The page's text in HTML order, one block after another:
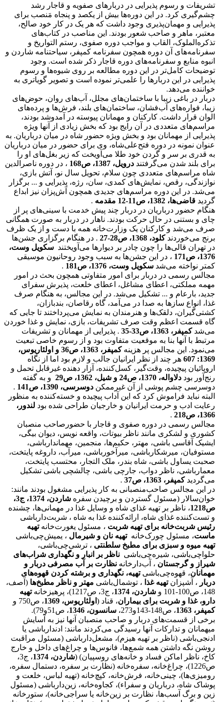
تشریفات و رسوم پذیرایی در دربارهای صفویه و قاجار رشد
چشم‌گیری کرد. در این دوره‌ها بیش از یکصد و پنجاه مَنصب برای
پذیرایی و مهمان‌پذیری وجود داشت که هر یک در کار خود صالح،
معتبر، ماهر و صاحب شعور بودند. این مناصب در کتاب‌های
تذکره‌الملوک، القاب و مواجب دوره صفوی، رستم التواریخ و
سفرنامه‌های آن دوره همچون سفرنامه کمپفر، سیاحتنامه شاردن و
انبوه منابع و سفرنامه‌های دوره قاجار ذکر شده است. وجود
توضیحات کامل‌تر در این دوره مطالعه بر روی شیوه‌ها و رسوم
پذیرایی در این دربارها را علمی‌تر نموده است و تصویر گویاتری به
خواننده می‌دهد.
دربار در باغی زیبا با ساختمان‌های مجلل، آب‌های روان، حوض‌های
زیبا، فواره‌های آب‌فشان، ساختمان‌های بلند، فرش‌ها و پرده‌های
الوان قرار داشت. کارکنان و مهمانان پیوسته در آمدوشد بودند،
مراسم‌های متعددی در آن رایج بود که بخش‌ زیادی از آنها ویژه
پذیرایی از مهمانان بود و بخش ویژه حضور شاه در میان درباریان. به
عنوان نمونه در دوره فتح‌علی‌شاه، وی برای حضور در میان درباریان
به قدری بر سر و گردن خود طلا می‌آویخت که زیر بغل‌های او را
برای بلند شدن می‌گرفتند درویل، 1387، ص168
، در دوره ناصرالدین
شاه مراسم‌های متعددی چون سلام، تحویل سال نو، آتش بازی،
نوازندگی، رقص، نمایش‌های کمدی، سان، رژه، پذیرایی و ... برگزار
می‌شد. در این دوره مراسم‌های جدیدی همچون آش‌پزان نیز ابداع
گردید قاضی‌ها، 1382، ص11-12 مقدمه
.
هنگام حضور درباریان در دربار چند پیش خدمت با سینی‌های پر از
چای و بستنی در حال حرکت بودند. ناهار در دربار به صورت همگانی
صرف می‌شد و کارکنان یک وزارت‌خانه همه با دست و از یک ظرف
برنج می‌خوردندکلود، 1368، ص28-27
. در هنگام برگزاری جشن‌ها
در تهران قالی‌ها را چون چادر بر دیوارها می‌آویختند سکویل وست،
1376، ص171
، در این جشن‌ها به سبب وجود روحانیون موسیقی
کمتر نواخته می‌شد سکویل وست، 1376، ص181
.
مجالس رسمی در دربار برای امور متفاوتی همچون بحث در امور
مهمه مملکتی، اعطای مشاغل، اعطای خلعت، پذیرش سفرای
جدید، بارعام و ... تشکیل می‌شد. در این مجالس، به هنگام صرف
غذا، انواع سازها به صدا در می‌‌آمد، گاه رقاصان، بندبازان،
کشتی‌گیران، دلقک‌ها و هنرمندان به نمایش می‌‌پرداختند تا جایی که
گاه قسمت اعظم وقت صرف تشریفات، بازی، نمایش و غذا خوردن
می‌شدکمپفر، 1363، ص33-35
. پذیرایی از مهمانان و تشریفات
مرتبط با آنها بنا به موقعیت متفاوت بود و از رسوم خاصی تبعیت
می‌نمود. این مجالس پر هزینه
کمپفر، 1363، ص36 و اولئاریوس،
1369: 607
هر چند از نظر ایرانیان جالب و لازم بود اما از نگاه
اروپائیان پیچیده، وقت‌گیر، کسل‌کننده، آزار دهنده غیرقابل تحمل و
رنج‌آور بود دلاواله، 1370، ص24 و شیل، 1362، ص29
و به گفته
دوسرسی چشم پوشی از آن غیرممکن دوسرسی، 1390، ص141
.
البته نباید فراموش کرد که این آداب پیچیده و خسته‌کننده به منظور
رعایت ادب و حرمت ایرانیان و خارجیان طراحی شده بود لندور،
1366، ص218
.
مجالس رسمی در دوره صفوی و قاجار با حضورصاحب منصبان
کشوری و لشکری مانند ناظر بیوتات، واقعه نویس، دیوان بیگی،
ایشیک آقاسی باشی، مهتر، حکیم‌ها، منجمین، مهماندارباشی،
مستوفیان، میرشکارباشی، میرآخورباشی، میرآب، داروغه پایتخت،
صحبت یساول باشی، شاه بندر، ملک التجار، محتسب پایتخت،
معمارباشی، ناظر دواب، جارچی باشی، چالشچی باشی تشکیل
می‌گردیدکمپفر، 1363، ص37
.
در این مجالس صاحب‌منصبانی به کار پذیرایی مشغول بودند مانند:
خوان‌سالار (مسئول گستردن و برچیدن سفره
شاردن، 1374، ج3،
ص1218
، ناظر بر تهیه غذای شاه و وسایل غذا در مهمانی‌ها، چشنده
و تست‌کننده غذای شاه، ارائه‌کننده غذا به شاه ، شربت‌دارباشی
رئیس شربت‌خانه برای تهیه شربت ، مسئول یغورت‌خانهتهیه
ماست، مسئول چورک‌خانهتهیه نان و شیرمال ، یمیش‌چی‌باشی
تهیه میوه‌ و سبزی برای مطبخ سلطنتی ، ترشی‌چی‌باشی،
حلواچی‌باشی، شیره‌‌چی‌باشی ناظر بر انبار و نگهداری شراب‌های
شیراز و گرجستان ، آب‌دارخانه نظارت بر آب مصرفی دربار و
مهمانان، قهوه‌چی‌باشیتهیه، نگهداری و برشته کردن قهوه‌های
دربار ، آشپزانتهیه غذا ، توشمال‌باشی مهتر و ناظر مطبخ‌ها (آصف،
148، ص100-101 و
شاردن، 1374 ، ج3، ص1217)، پرهیزخانه
تهیه
دارو، غذا و شربت برای بیماران، قناد ( اولئاریوس، 1369
، ص750 و
کمپفر، 1363
، ص148-143و273، سانسون، 1346
، ص51و79).
برخی از قسمت‌های دربار و صاحب منصبان آنها نیز به آسایش
میهمانان و تدارکات آنها رسیدگی می‌کردند مانند: ادندارباشی یا
ادنجی‌باشی (ناظر بر تهیه هیزم)، مشعل‌دارباشی (مسئول مراقبت
روشن نگه داشتن همه شمع‌ها، فانوس‌ها و چراغ‌های داخل و خارج
کاخ، ناظر اماکن فساد و خانه‌های روسپیان) (شاردن، 1374
، ج3،
ص1226)، چراغ‌خانه، سفره‌خانه (نظارت بر سفره، دستمال سفره،
رومیزی‌ها)، چینی‌خانه، فرش‌خانه، کپچ‌خانه (تهیه لباس، خلعت و
پوشاک شاه، درباریان و سفراء)، کجاوه‌خانه، زین‌دارباشی (مسئول
زین و برگ آسب‌ها، نظارت بر زین‌خانه یا سراجی‌خانه)، ستورخانه